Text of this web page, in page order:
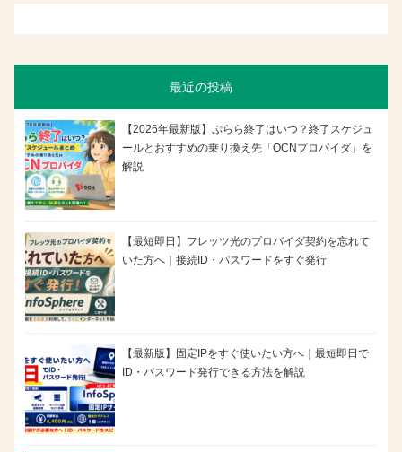
最近の投稿
【2026年最新版】ぷらら終了はいつ？終了スケジュ
ールとおすすめの乗り換え先「OCNプロバイダ」を
解説
【最短即日】フレッツ光のプロバイダ契約を忘れて
いた方へ｜接続ID・パスワードをすぐ発行
【最新版】固定IPをすぐ使いたい方へ｜最短即日で
ID・パスワード発行できる方法を解説